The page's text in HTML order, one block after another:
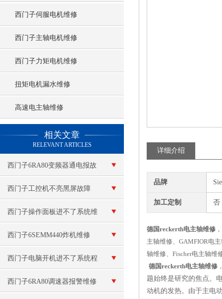
西门子伺服电机维修
西门子主轴电机维修
西门子力矩电机维修
扭矩电机漏水维修
高速电主轴维修
相关文章
RELEVANT ARTICLES
西门子6RA80变频器通电报故
障F60100
西门子工控机不亮黑屏故障
西门子操作面板进不了系统维
修
西门子6SEMM440炸机维修
西门子电脑开机进不了系统程
序维修
西门子6RA80调速器报警维修
详细介绍
品牌
加工定制 否
德国reckerth电主轴维修
主轴维修、GAMFIOR电
轴维修、Fischer电主轴维
德国reckerth电主轴维修
题始终是研究的焦点。
动机的发热。由于主电